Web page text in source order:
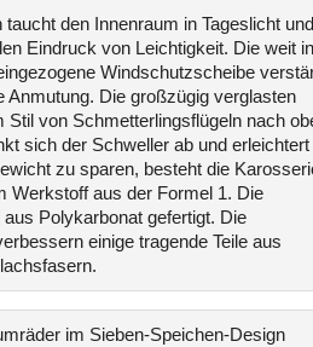
den Innenraum in Tageslicht und
Eindruck von Leichtigkeit. Die weit in
Windschutzscheibe
Anmutung. Die großzügig verglasten
Stil von Schmetterlingsflügeln nach
sich der Schweller ab und erleichtert
zu sparen, besteht die
Werkstoff aus der Formel 1. Die
Polykarbonat gefertigt. Die
einige tragende Teile aus
im Sieben-Speichen-Design